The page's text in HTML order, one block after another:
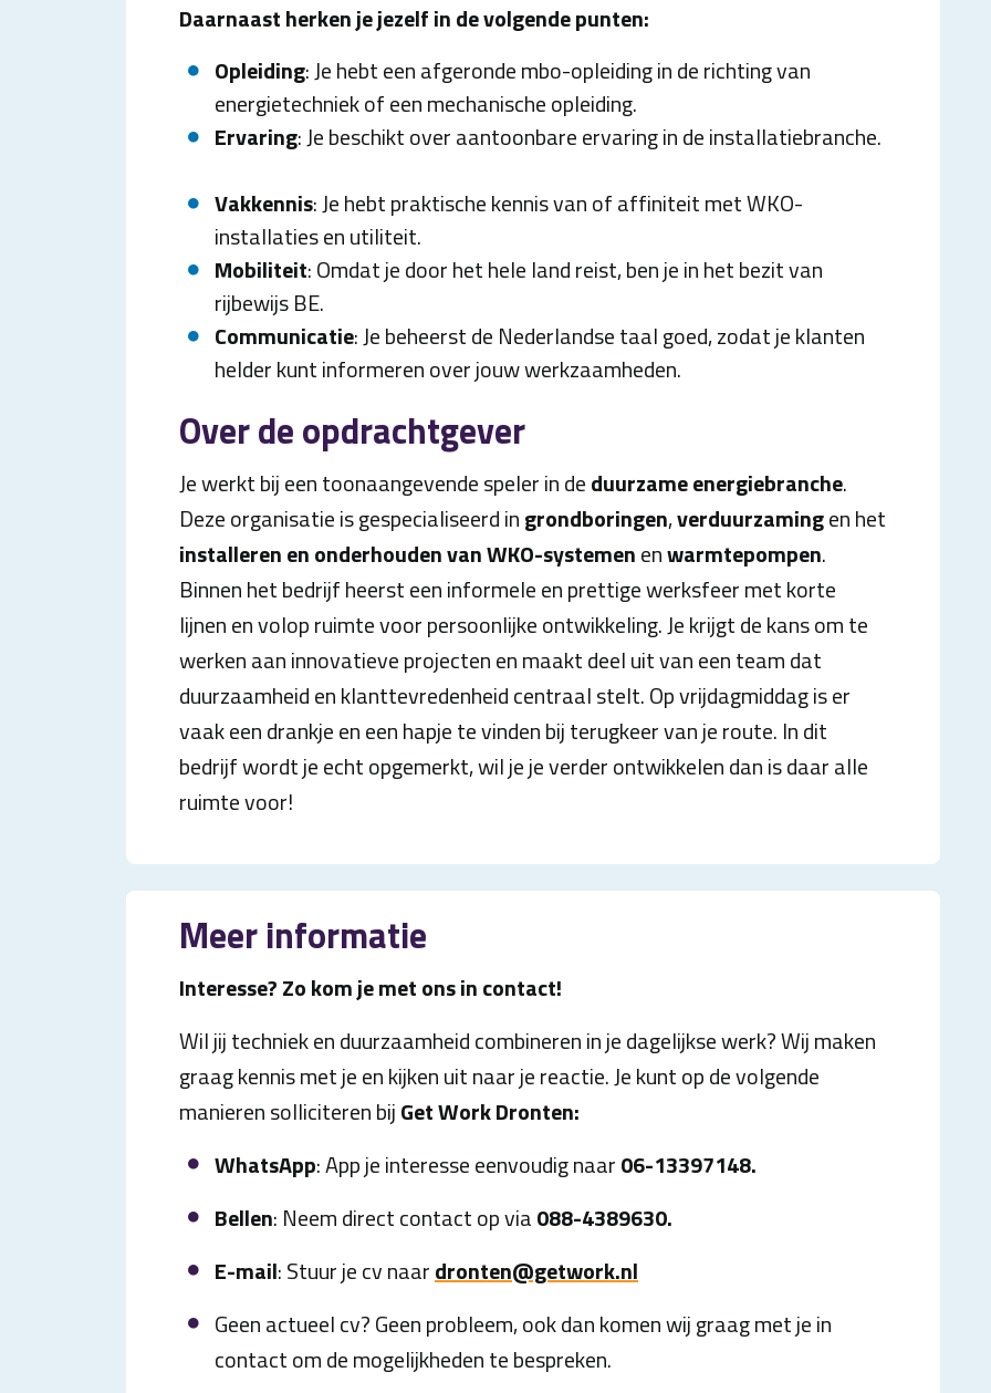
Daarnaast herken je jezelf in de volgende punten:
Opleiding: Je hebt een afgeronde mbo-opleiding in de richting van
energietechniek of een mechanische opleiding.
Ervaring: Je beschikt over aantoonbare ervaring in de installatiebranche.
Vakkennis: Je hebt praktische kennis van of affiniteit met WKO-
installaties en utiliteit.
Mobiliteit: Omdat je door het hele land reist, ben je in het bezit van
rijbewijs BE.
Communicatie: Je beheerst de Nederlandse taal goed, zodat je klanten
helder kunt informeren over jouw werkzaamheden.
Over de opdrachtgever
Je werkt bij een toonaangevende speler in deduurzame energiebranche.
Deze organisatie is gespecialiseerd ingrondboringen,verduurzamingen het
installeren en onderhouden van WKO-systemenenwarmtepompen.
Binnen het bedrijf heerst een informele en prettige werksfeer met korte
lijnen en volop ruimte voor persoonlijke ontwikkeling. Je krijgt de kans om te
werken aan innovatieve projecten en maakt deel uit van een team dat
duurzaamheid en klanttevredenheid centraal stelt. Op vrijdagmiddag is er
vaak een drankje en een hapje te vinden bij terugkeer van je route. In dit
bedrijf wordt je echt opgemerkt, wil je je verder ontwikkelen dan is daar alle
ruimte voor!
Meer informatie
Interesse? Zo kom je met ons in contact!
Wil jij techniek en duurzaamheid combineren in je dagelijkse werk? Wij maken
graag kennis met je en kijken uit naar je reactie. Je kunt op de volgende
manieren solliciteren bijGet Work Dronten:
WhatsApp: App je interesse eenvoudig naar06-13397148.
Bellen: Neem direct contact op via088-4389630.
E-mail: Stuur je cv naardronten@getwork.nl
Geen actueel cv? Geen probleem, ook dan komen wij graag met je in
contact om de mogelijkheden te bespreken.